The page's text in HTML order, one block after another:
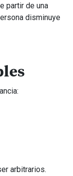
partir de una
disminuye
arbitrarios.